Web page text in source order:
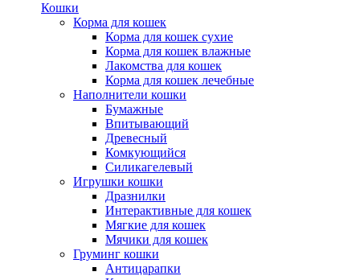
Кошки
Корма для кошек
Корма для кошек сухие
Корма для кошек влажные
Лакомства для кошек
Корма для кошек лечебные
Наполнители кошки
Бумажные
Впитывающий
Древесный
Комкующийся
Силикагелевый
Игрушки кошки
Дразнилки
Интерактивные для кошек
Мягкие для кошек
Мячики для кошек
Груминг кошки
Антицарапки